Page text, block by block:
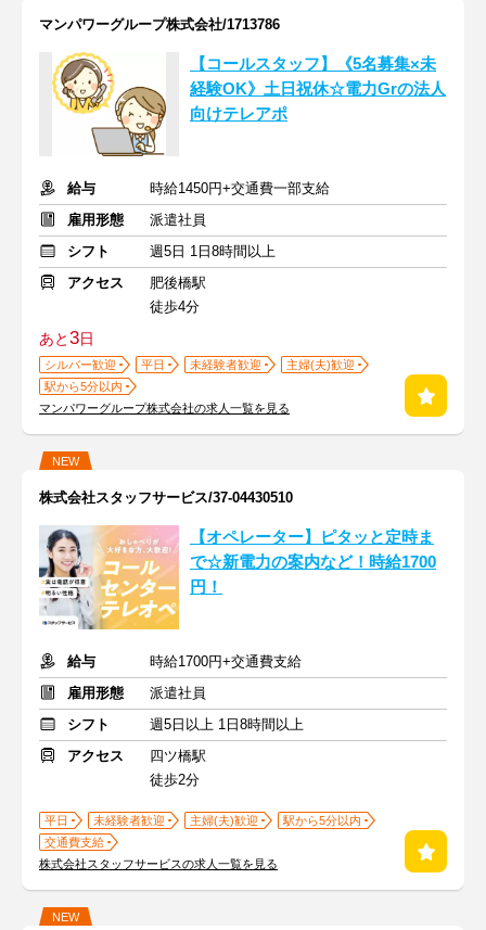
マンパワーグループ株式会社/1713786
【コールスタッフ】《5名募集×未
経験OK》土日祝休☆電力Grの法人
向けテレアポ
給与
時給1450円+交通費一部支給
雇用形態
派遣社員
シフト
週5日 1日8時間以上
アクセス
肥後橋駅
徒歩4分
あと3日
シルバー歓迎 平日 未経験者歓迎
主婦(夫)歓迎
駅から5分以内
マンパワーグループ株式会社の求人一覧を見る
NEW
株式会社スタッフサービス/37-04430510
【オペレーター】ピタッと定時ま
で☆新電力の案内など！時給1700
円！
給与
時給1700円+交通費支給
雇用形態
派遣社員
シフト
週5日以上 1日8時間以上
アクセス
四ツ橋駅
徒歩2分
平日 未経験者歓迎 主婦(夫)歓迎
駅から5分以内
交通費支給
株式会社スタッフサービスの求人一覧を見る
NEW